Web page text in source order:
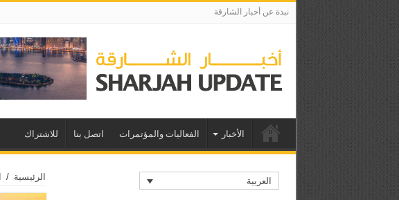
نبذة عن أخبار الشارقة
الأخبار الفعاليات والمؤتمرات اتصل بنا للاشتراك
الرئيسية / العربية